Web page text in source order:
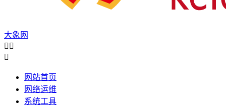
大象网
 

网站首页
网络运维
系统工具